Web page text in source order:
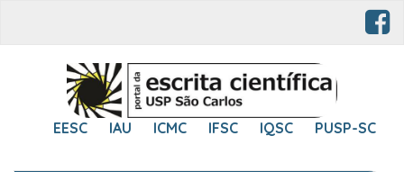
EESC IAU ICMC IFSC IQSC PUSP-SC